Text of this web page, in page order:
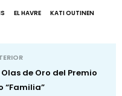
EL HAVRE
KATI OUTINEN
de Oro del Premio